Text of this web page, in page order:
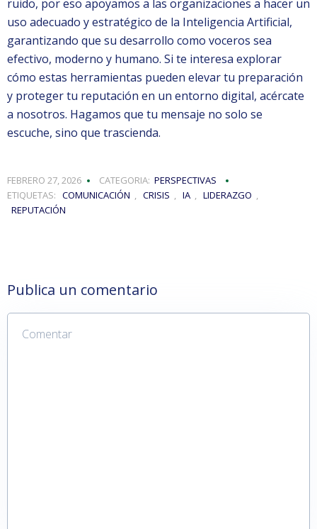
ruido, por eso apoyamos a las organizaciones a hacer un
uso adecuado y estratégico de la Inteligencia Artificial,
garantizando que su desarrollo como voceros sea
efectivo, moderno y humano. Si te interesa explorar
cómo estas herramientas pueden elevar tu preparación
y proteger tu reputación en un entorno digital, acércate
a nosotros. Hagamos que tu mensaje no solo se
escuche, sino que trascienda.
FEBRERO 27, 2026 CATEGORIA: PERSPECTIVAS
ETIQUETAS: COMUNICACIÓN , CRISIS , IA , LIDERAZGO ,
REPUTACIÓN
Publica un comentario